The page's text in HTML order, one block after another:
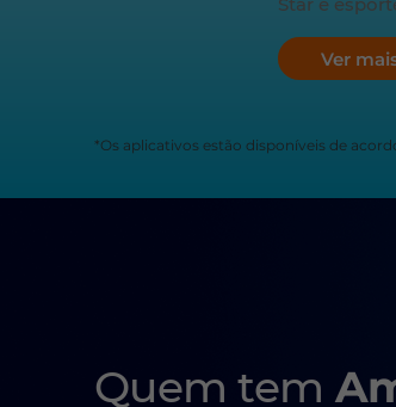
Ver
*Os aplicativos estão disponíveis de
Quem tem